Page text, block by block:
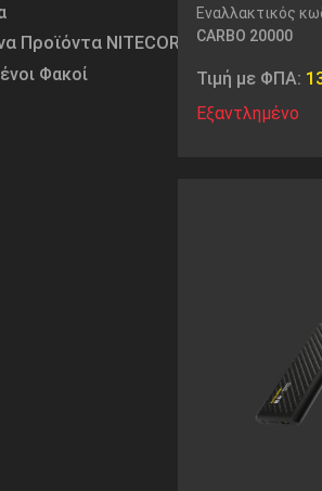
Εναλλακτικός
CARBO 20000
Τιμή με ΦΠΑ:
Εξαντλημένο
Προϊόντα NITECORE
Φακοί